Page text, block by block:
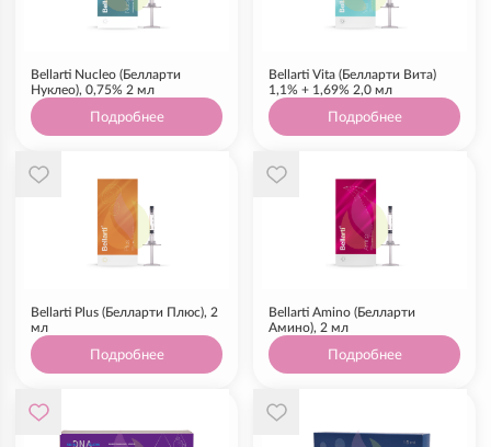
Bellarti Nucleo (Белларти
Нуклео), 0,75% 2 мл
Подробнее
Bellarti Vita (Белларти Вита)
1,1% + 1,69% 2,0 мл
Подробнее
Bellarti Plus (Белларти Плюс), 2
мл
Подробнее
Bellarti Amino (Белларти
Амино), 2 мл
Подробнее